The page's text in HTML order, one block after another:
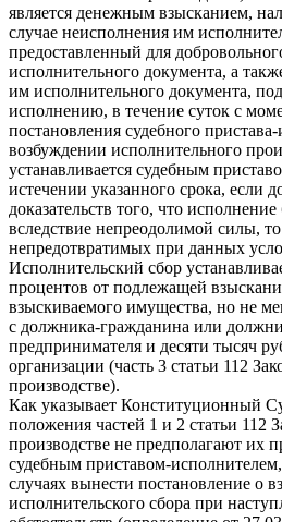
является денежным взысканием,
случае неисполнения им
предоставленный для
исполнительного документа, а
им исполнительного документа,
исполнению, в течение суток с
постановления судебного
возбуждении исполнительного
устанавливается судебным
истечении указанного срока, если
доказательств того, что
вследствие непреодолимой силы,
непредотвратимых при данных
Исполнительский сбор
процентов от подлежащей
взыскиваемого имущества, но не
с должника-гражданина или
предпринимателя и десяти тысяч
организации (часть 3 статьи 112
производстве).
Как указывает Конституционный
положения частей 1 и 2 статьи 112
производстве не предполагают их
судебным приставом-
случаях вынести постановление о
исполнительского сбора при